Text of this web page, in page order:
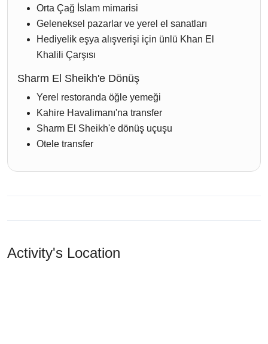
Orta Çağ İslam mimarisi
Geleneksel pazarlar ve yerel el sanatları
Hediyelik eşya alışverişi için ünlü Khan El
Khalili Çarşısı
Sharm El Sheikh'e Dönüş
Yerel restoranda öğle yemeği
Kahire Havalimanı'na transfer
Sharm El Sheikh'e dönüş uçuşu
Otele transfer
Activity's Location